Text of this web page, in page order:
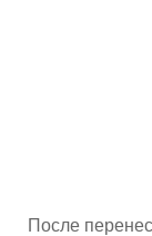
После